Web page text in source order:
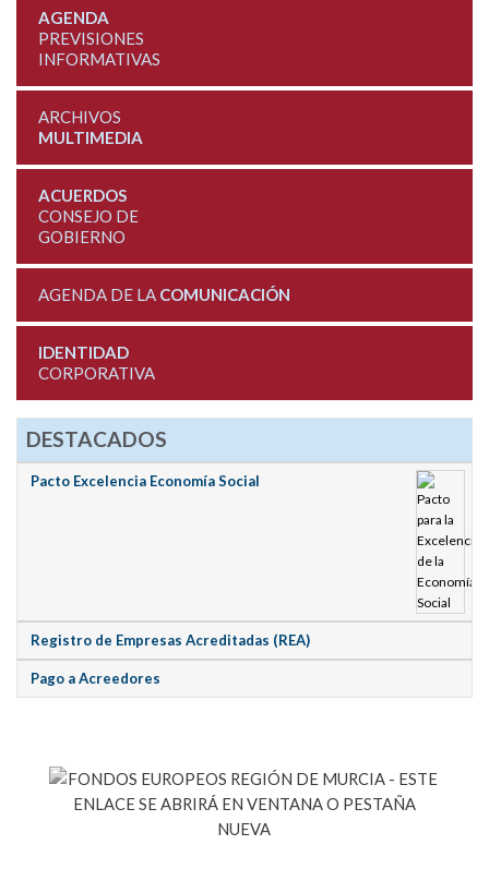
AGENDA
PREVISIONES
INFORMATIVAS
ARCHIVOS
MULTIMEDIA
ACUERDOS
CONSEJO DE
GOBIERNO
AGENDA DE LA COMUNICACIÓN
IDENTIDAD
CORPORATIVA
DESTACADOS
Pacto Excelencia Economía Social
Registro de Empresas Acreditadas (REA)
Pago a Acreedores